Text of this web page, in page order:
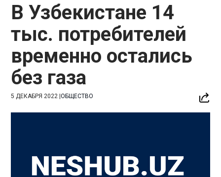
В Узбекистане 14
тыс. потребителей
временно остались
без газа
5 ДЕКАБРЯ 2022 |ОБЩЕСТВО